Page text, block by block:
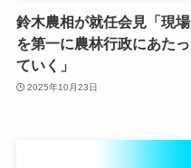
鈴木農相が就任会見「現場
を第一に農林行政にあたっ
ていく」
2025年10月23日